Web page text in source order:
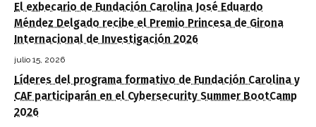
El exbecario de Fundación Carolina José Eduardo
Méndez Delgado recibe el Premio Princesa de Girona
Internacional de Investigación 2026
julio 15, 2026
Líderes del programa formativo de Fundación Carolina y
CAF participarán en el Cybersecurity Summer BootCamp
2026